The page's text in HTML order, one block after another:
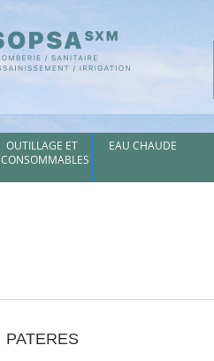
OUTILLAGE ET
CONSOMMABLES
EAU CHAUDE
PATERES